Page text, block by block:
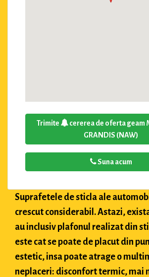
Trimite
cererea de oferta geam
GRANDIS (NAW)
Suna acum
Suprafetele de sticla ale
crescut considerabil. Astazi,
au inclusiv plafonul realizat din
este cat se poate de placut din
estetic, insa poate atrage o
neplaceri: disconfort termic, mai